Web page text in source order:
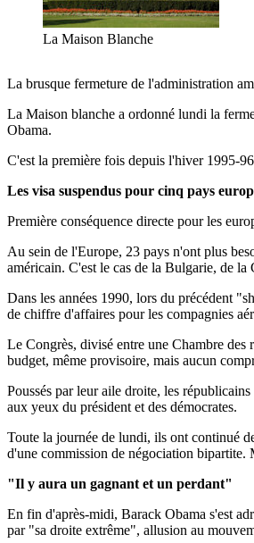
La Maison Blanche
La brusque fermeture de l'administration
La Maison blanche a ordonné lundi la
Obama.
C'est la première fois depuis l'hiver 1995-
Les visa suspendus pour cinq pays
Première conséquence directe pour les
Au sein de l'Europe, 23 pays n'ont plus
américain. C'est le cas de la Bulgarie, de
Dans les années 1990, lors du précédent
de chiffre d'affaires pour les compagnies
Le Congrès, divisé entre une Chambre
budget, même provisoire, mais aucun
Poussés par leur aile droite, les
aux yeux du président et des démocrates.
Toute la journée de lundi, ils ont continué
d'une commission de négociation bipartite.
"Il y aura un gagnant et un perdant"
En fin d'après-midi, Barack Obama s'est
par "sa droite extrême", allusion au